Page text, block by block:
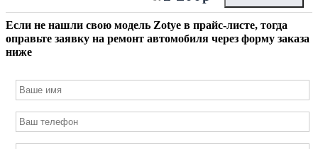
Если не нашли свою модель Zotye в прайс-листе, тогда
оправьте заявку на ремонт автомобиля через форму заказа
ниже